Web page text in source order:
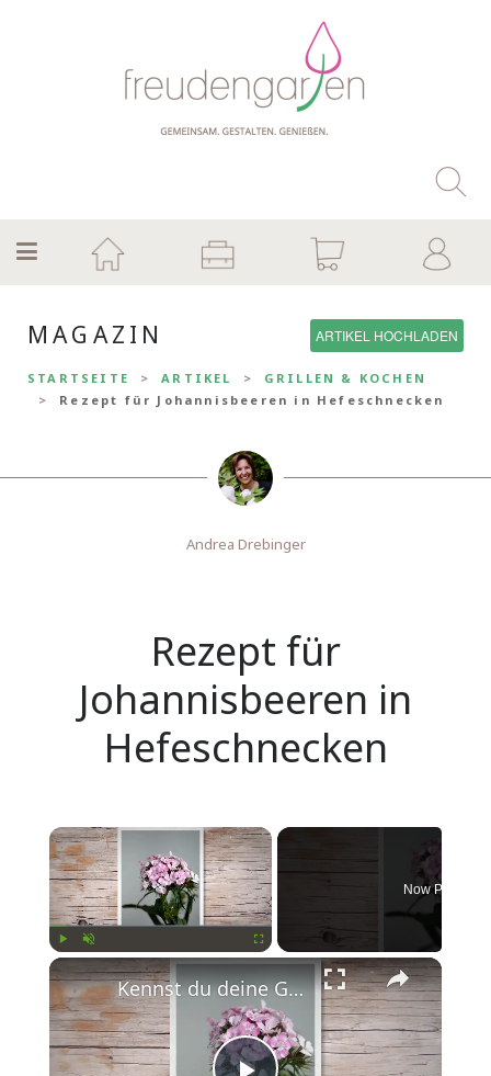
MAGAZIN ARTIKEL HOCHLADEN
STARTSEITE ARTIKEL
GRILLEN & KOCHEN
Rezept für Johannisbeeren in Hefeschnecken
Andrea Drebinger
Rezept für
Johannisbeeren in
Hefeschnecken
Fullscreen
Now Playing
Kennst du deine Geburtsblume?